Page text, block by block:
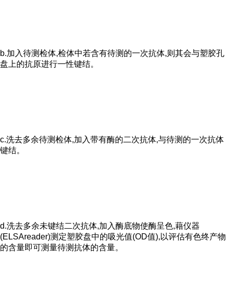
b.加入待测检体,检体中若含有待测的一次抗体,则其会与塑胶孔
盘上的抗原进行一性键结。
c.洗去多余待测检体,加入带有酶的二次抗体,与待测的一次抗体
键结。
d.洗去多余未键结二次抗体,加入酶底物使酶呈色,藉仪器
(ELSAreader)测定塑胶盘中的吸光值(OD值),以评估有色终产物
的含量即可测量待测抗体的含量。